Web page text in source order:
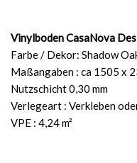
Vinylboden CasaNova
Farbe / Dekor: Shadow
Maßangaben : ca 1505 x
Nutzschicht 0,30 mm
Verlegeart : Verkleben
VPE : 4,24 m²